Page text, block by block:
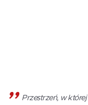
Przestrzeń, w